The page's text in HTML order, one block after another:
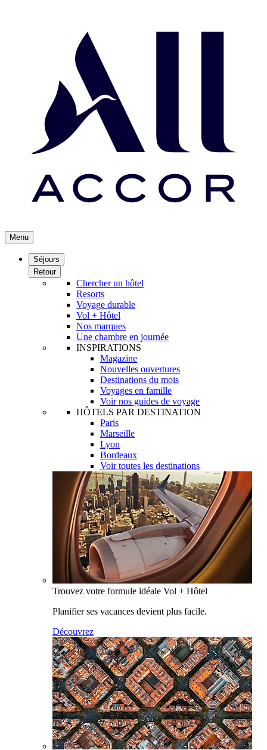
Menu
Séjours
Retour
Chercher un hôtel
Resorts
Voyage durable
Vol + Hôtel
Nos marques
Une chambre en journée
INSPIRATIONS
Magazine
Nouvelles ouvertures
Destinations du mois
Voyages en famille
Voir nos guides de voyage
HÔTELS PAR DESTINATION
Paris
Marseille
Lyon
Bordeaux
Voir toutes les destinations
Trouvez votre formule idéale Vol + Hôtel
Planifier ses vacances devient plus facile.
Découvrez